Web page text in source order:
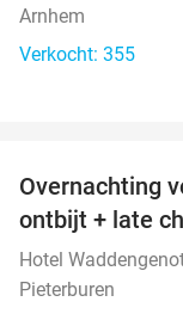
Arnhem
Verkocht: 355
Overnachting
ontbijt + late
Hotel
Pieterburen